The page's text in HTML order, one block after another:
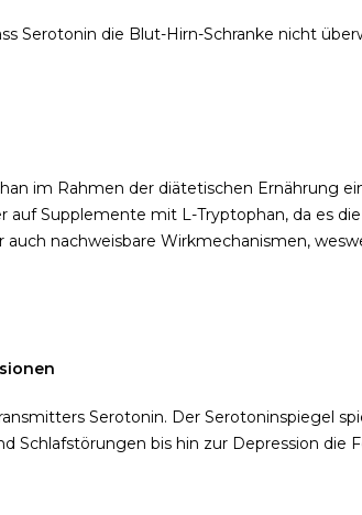
Serotonin die Blut-Hirn-Schranke nicht
im Rahmen der diätetischen Ernährung
auf Supplemente mit L-Tryptophan, da es
auch nachweisbare Wirkmechanismen,
Serotonin. Der Serotoninspiegel
Schlafstörungen bis hin zur Depression die